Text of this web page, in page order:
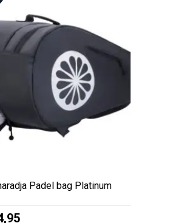
Padel bag Platinum
Huidige